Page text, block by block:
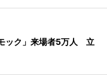
ック」来場者5万人 立